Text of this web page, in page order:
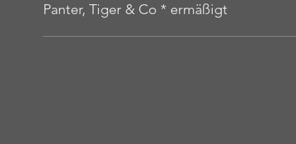
Panter, Tiger & Co * ermäßigt